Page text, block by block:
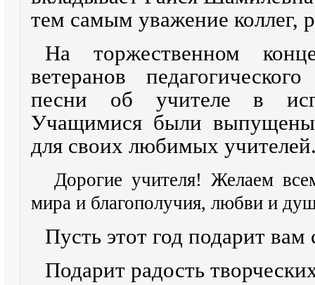
тем самым уважение коллег,
На торжественном
ветеранов
песни об учителе в
Учащимися были
для своих любимых
Дорогие учителя! Желаем
мира и благополучия, любви и
Пусть этот год подарит вам
Подарит радость